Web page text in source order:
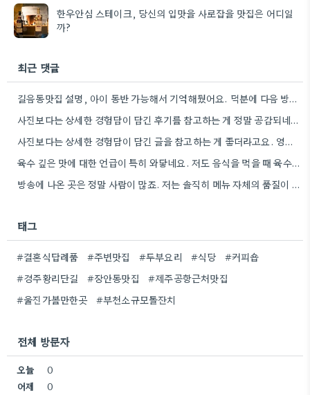
한우안심 스테이크, 당신의 입맛을 사로잡을 맛집은 어디일
까?
최근 댓글
길음동맛집 설명, 아이 동반 가능해서 기억해뒀어요. 덕분에 다음 방문할 때 훨씬 수월할 것 같아요.
사진보다는 상세한 경험담이 담긴 후기를 참고하는 게 정말 공감되네요. 특히 어떤 점이 좋았고 아쉬웠는지 구체적으로…
사진보다는 상세한 경험담이 담긴 글을 참고하는 게 좋더라고요. 영화 상영회 경험이 기억에 남는다는 점이 흥미롭네요.
육수 깊은 맛에 대한 언급이 특히 와닿네요. 저도 음식을 먹을 때 육수의 깊은 맛을 중요하게…
방송에 나온 곳은 정말 사람이 많죠. 저는 솔직히 메뉴 자체의 품질이 더 중요하다고 생각해요.
태그
#결혼식답례품 #주변맛집 #두부요리 #식당
#커피숍
#경주황리단길
#장안동맛집
#제주공항근처맛집
#울진가볼만한곳
#부천소규모돌잔치
전체 방문자
오늘
0
어제
0